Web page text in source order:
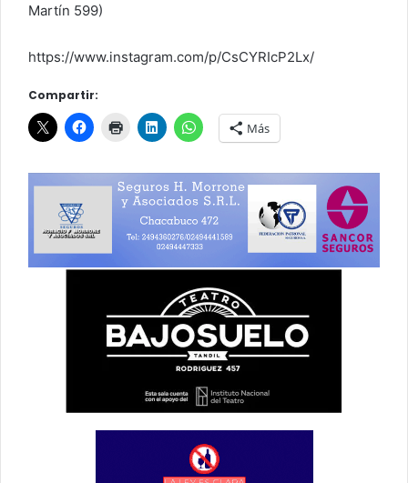
Martín 599)
https://www.instagram.com/p/CsCYRIcP2Lx/
Compartir:
Más